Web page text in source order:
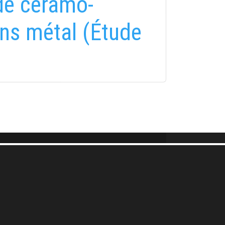
métal (Étude